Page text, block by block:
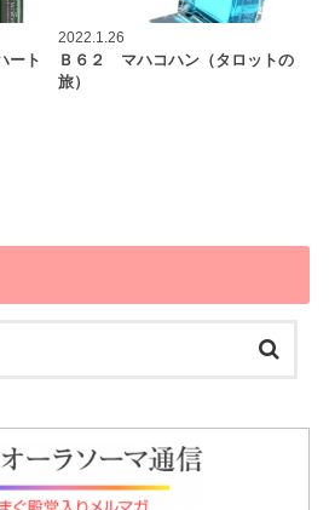
ート
2022.1.26
Ｂ６２ マハコハン（タロットの
旅）